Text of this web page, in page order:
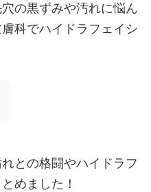
の黒ずみや汚れに悩ん
科でハイドラフェイシ
との格闘やハイドラフ
めました！